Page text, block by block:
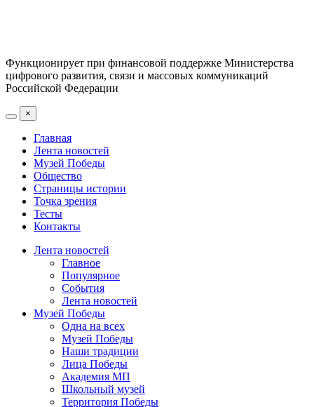
Функционирует при финансовой поддержке Министерства
цифрового развития, связи и массовых коммуникаций
Российской Федерации
×
Главная
Лента новостей
Музей Победы
Общество
Страницы истории
Точка зрения
Тесты
Контакты
Лента новостей
Главное
Популярное
События
Лента новостей
Музей Победы
Одна на всех
Музей Победы
Наши традиции
Лица Победы
Академия МП
Школьный музей
Территория Победы